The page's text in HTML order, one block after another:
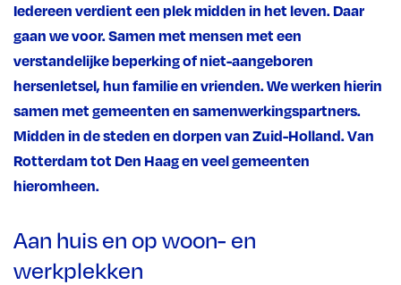
Iedereen verdient een plek midden in het leven. Daar
gaan we voor. Samen met mensen met een
verstandelijke beperking of niet-aangeboren
hersenletsel, hun familie en vrienden. We werken hierin
samen met gemeenten en samenwerkingspartners.
Midden in de steden en dorpen van Zuid-Holland. Van
Rotterdam tot Den Haag en veel gemeenten
hieromheen.
Aan huis en op woon- en
werkplekken